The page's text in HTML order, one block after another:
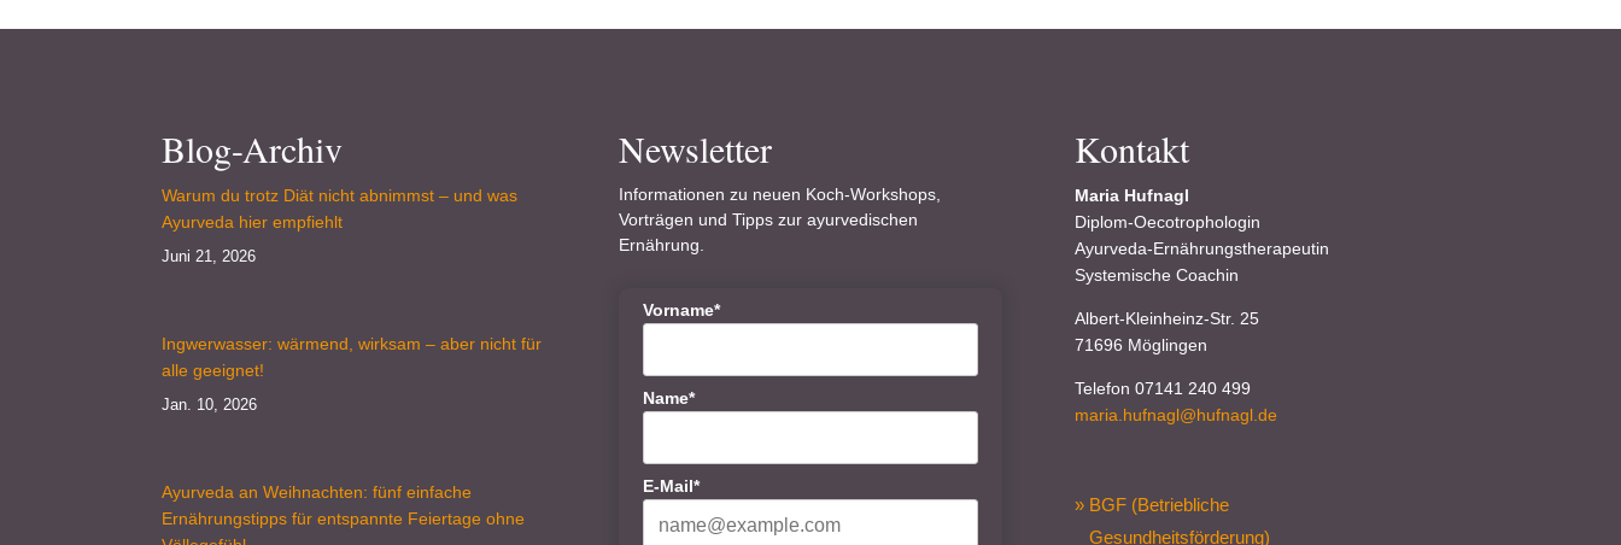
Blog-Archiv
Warum du trotz Diät nicht abnimmst – und was
Ayurveda hier empfiehlt
Juni 21, 2026
Ingwerwasser: wärmend, wirksam – aber nicht für
alle geeignet!
Jan. 10, 2026
Ayurveda an Weihnachten: fünf einfache
Ernährungstipps für entspannte Feiertage ohne
Newsletter
Informationen zu neuen Koch-Workshops,
Vorträgen und Tipps zur ayurvedischen
Ernährung.
Vorname*
Name*
E-Mail*
Kontakt
Maria Hufnagl
Diplom-Oecotrophologin
Ayurveda-Ernährungstherapeutin
Systemische Coachin
Albert-Kleinheinz-Str. 25
71696 Möglingen
Telefon 07141 240 499
maria.hufnagl@hufnagl.de
» BGF (Betriebliche
Gesundheitsförderung)